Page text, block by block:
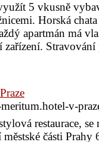
5 vkusně
Horská
apartmán má
zařízení. Stravování
v-
restaurace,
části